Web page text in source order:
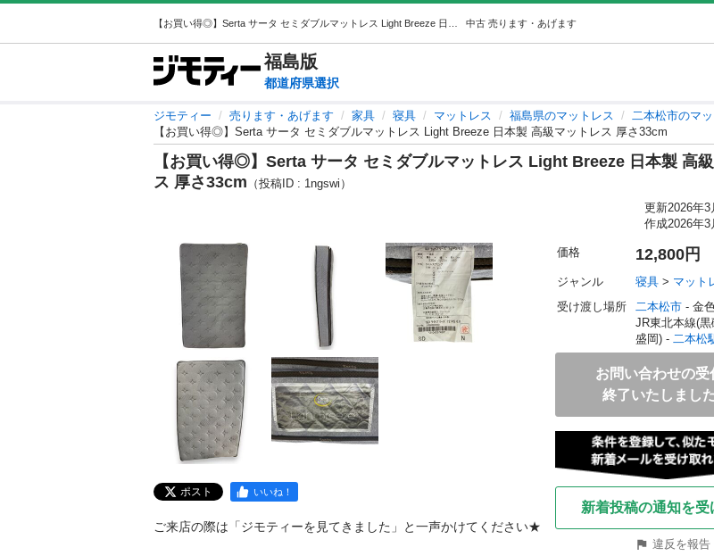
中古 売ります・あげます
福島版
都道府県選択
ジモティー 売ります・あげます 家具 寝具 マットレス 福島県のマットレス
二本松市のマ
【お買い得◎】Serta サータ セミダブルマットレス Light Breeze 日本製 高級マットレス 厚さ33cm
【お買い得◎】Serta サータ セミダブルマットレス Light Breeze 日本製 高
ス 厚さ33cm （投稿ID : 1ngswi）
更新2026年3
作成2026年3
ポスト いいね！
ご来店の際は「ジモティーを見てきました」と一声かけてください★
価格 12,800円
ジャンル 寝具 > マット
受け渡し場所
二本松市 - 金
JR東北本線(黒
盛岡) - 二本松
お問い合わせの受
終了いたしました
新着投稿の通知を受
違反を報告